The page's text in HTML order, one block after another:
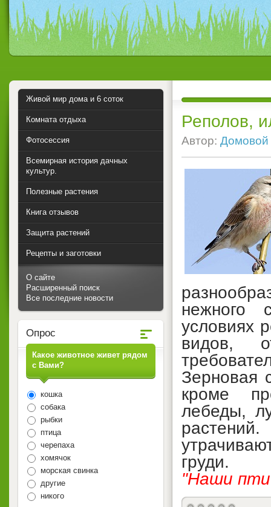
Реполов,
Автор: Домовой
нежного
условиях
видов,
Зерновая
кроме
лебеды,
груди.
"Наши
Живой мир дома и 6 соток
Комната отдыха
Фотосессия
Всемирная история дачных
культур.
Полезные растения
Книга отзывов
Защита растений
Рецепты и заготовки
О сайте
Расширенный поиск
Все последние новости
Опрос
Какое животное живет рядом
с Вами?
кошка
собака
рыбки
птица
черепаха
хомячок
морская свинка
другие
никого